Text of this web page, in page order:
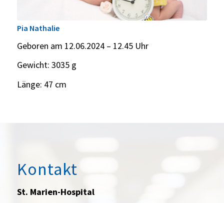
Pia Nathalie
Geboren am 12.06.2024 – 12.45 Uhr
Gewicht: 3035 g
Länge: 47 cm
Kontakt
St. Marien-Hospital